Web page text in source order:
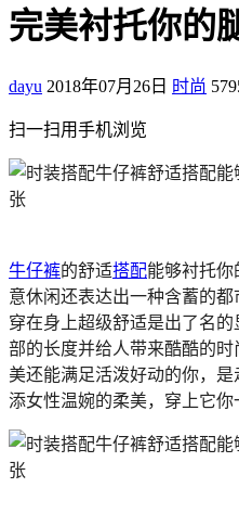
完美衬托你的
dayu 2018年07月26日 时尚
扫一扫用手机浏览
牛仔裤的舒适搭配能够衬托
意休闲还表达出一种含蓄的
穿在身上超级舒适是出了名
部的长度并给人带来酷酷的
美还能满足活泼好动的你，
添女性温婉的柔美，穿上它你